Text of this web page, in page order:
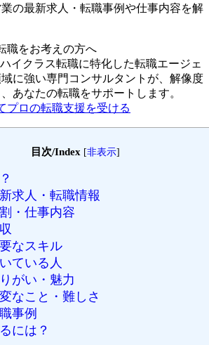
の最新求人・転職事例や仕事内容を解
職をお考えの方へ
イクラス転職に特化した転職エージェ
に強い専門コンサルタントが、解像度
あなたの転職をサポートします。
プロの転職支援を受ける
目次/Index [非表示]
求人・転職情報
・仕事内容
なスキル
ている人
がい・魅力
なこと・難しさ
事例
には？